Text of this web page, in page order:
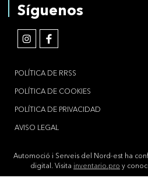
Síguenos
POLÍTICA DE RRSS
POLÍTICA DE COOKIES
POLÍTICA DE PRIVACIDAD
AVISO LEGAL
Automoció i Serveis del Nord-est ha
digital. Visita inventario.pro y